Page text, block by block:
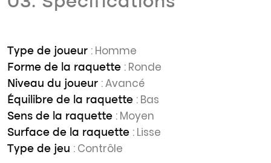
Type de joueur : Homme
Forme de la raquette : Ronde
Niveau du joueur : Avancé
Équilibre de la raquette : Bas
Sens de la raquette : Moyen
Surface de la raquette : Lisse
Type de jeu : Contrôle